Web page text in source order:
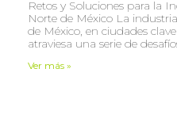
Retos y Soluciones para la
Norte de México La
de México, en ciudades
atraviesa una serie de
Ver más »